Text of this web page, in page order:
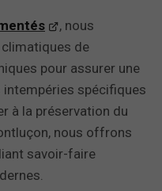
, nous
de
pour assurer une
spécifiques
à la préservation du
nous offrons
savoir-faire